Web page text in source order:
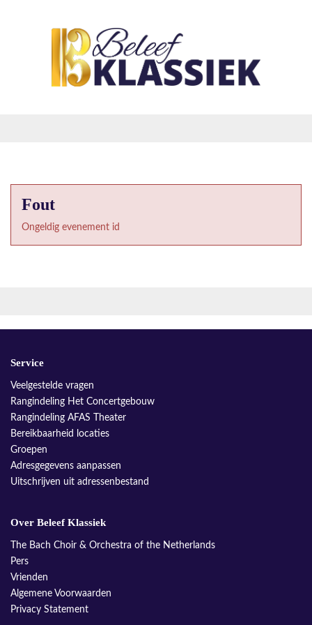
Fout
Ongeldig evenement id
Service
Veelgestelde vragen
Rangindeling Het Concertgebouw
Rangindeling AFAS Theater
Bereikbaarheid locaties
Groepen
Adresgegevens aanpassen
Uitschrijven uit adressenbestand
Over Beleef Klassiek
The Bach Choir & Orchestra of the Netherlands
Pers
Vrienden
Algemene Voorwaarden
Privacy Statement